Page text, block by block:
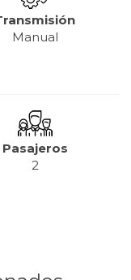
Manual
Pasajeros
2